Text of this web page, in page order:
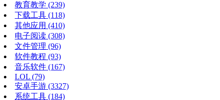
教育教学 (239)
下载工具 (118)
其他应用 (410)
电子阅读 (308)
文件管理 (96)
软件教程 (93)
音乐软件 (167)
LOL (79)
安卓手游 (3327)
系统工具 (184)